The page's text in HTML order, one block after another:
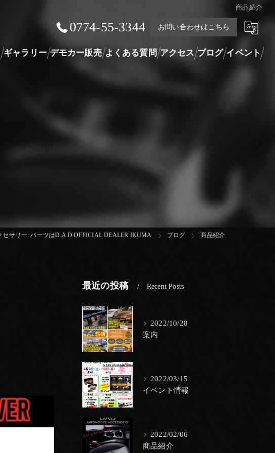
商品紹介
0774-55-3344 お問い合わせはこちら
ギャラリー デモカー販売 よくある質問 アクセス ブログ イベント
セサリー･パーツはD.A.D OFFICIAL DEALER IKUMA ブログ 商品紹介
最近の投稿 Recent Posts
2022/10/28
案内
2022/03/15
イベント情報
2022/02/06
商品紹介